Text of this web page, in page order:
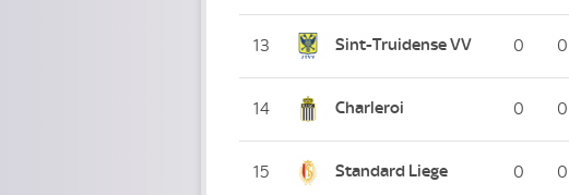
13 Sint-Truidense VV 0 0
14 Charleroi 0 0
15 Standard Liege 0 0